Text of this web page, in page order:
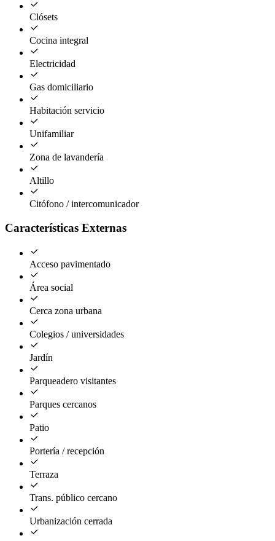
Clósets
Cocina integral
Electricidad
Gas domiciliario
Habitación servicio
Unifamiliar
Zona de lavandería
Altillo
Citófono / intercomunicador
Características Externas
Acceso pavimentado
Área social
Cerca zona urbana
Colegios / universidades
Jardín
Parqueadero visitantes
Parques cercanos
Patio
Portería / recepción
Terraza
Trans. público cercano
Urbanización cerrada